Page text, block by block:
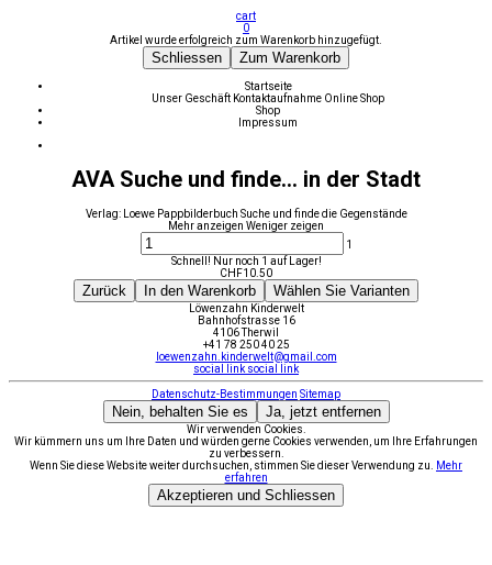
cart
0
Artikel wurde erfolgreich zum Warenkorb hinzugefügt.
Schliessen Zum Warenkorb
Startseite
Unser Geschäft Kontaktaufnahme Online Shop
Shop
Impressum
AVA Suche und finde... in der Stadt
Verlag: Loewe Pappbilderbuch Suche und finde die Gegenstände
Mehr anzeigen Weniger zeigen
1
Schnell! Nur noch 1 auf Lager!
CHF10.50
Zurück In den Warenkorb Wählen Sie Varianten
Löwenzahn Kinderwelt
Bahnhofstrasse 16
4106 Therwil
+41 78 250 40 25
loewenzahn.kinderwelt@gmail.com
social link social link
Datenschutz-Bestimmungen Sitemap
Nein, behalten Sie es Ja, jetzt entfernen
Wir verwenden Cookies.
Wir kümmern uns um Ihre Daten und würden gerne Cookies verwenden, um Ihre Erfahrungen
zu verbessern.
Wenn Sie diese Website weiter durchsuchen, stimmen Sie dieser Verwendung zu.
Mehr
erfahren
Akzeptieren und Schliessen